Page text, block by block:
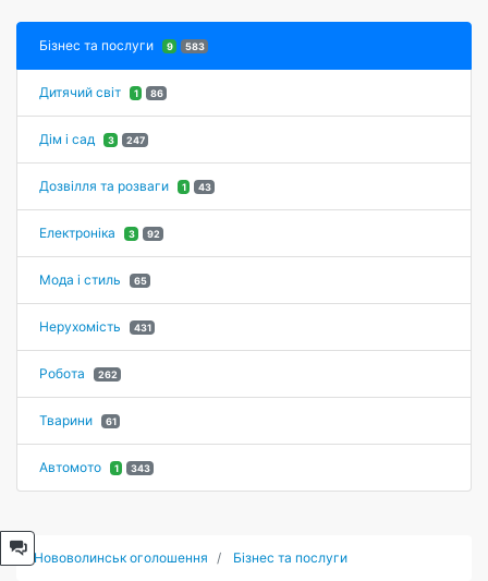
Бізнес та послуги 9 583
Дитячий світ 1 86
Дім і сад 3 247
Дозвілля та розваги 1 43
Електроніка 3 92
Мода і стиль 65
Нерухомість 431
Робота 262
Тварини 61
Автомото 1 343
Нововолинськ оголошення Бізнес та послуги